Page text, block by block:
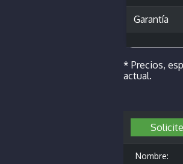
Garantía
* Precios,
actual.
Nombre: